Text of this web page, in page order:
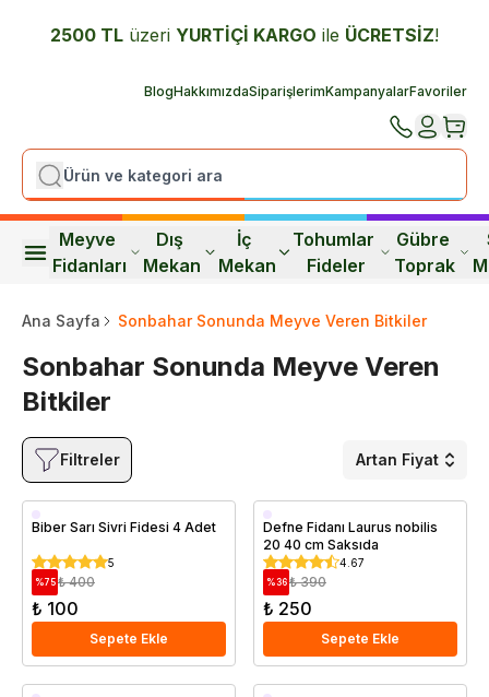
2500 TL üzeri YURTİÇİ KARGO ile ÜCRETSİZ!
BlogHakkımızdaSiparişlerimKampanyalarFavoriler
Meyve
Fidanları
Dış
Mekan
İç
Mekan
Tohumlar
Fideler
Gübre
Toprak
Ana Sayfa Sonbahar Sonunda Meyve Veren Bitkiler
Sonbahar Sonunda Meyve Veren
Bitkiler
Filtreler Artan Fiyat
Biber Sarı Sivri Fidesi 4 Adet
5
%75 ₺ 400
₺ 100
Sepete Ekle
Saksıda
Defne Fidanı Laurus nobilis
20 40 cm Saksıda
4.67
%36 ₺ 390
₺ 250
Sepete Ekle